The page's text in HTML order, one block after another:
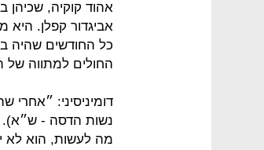
אהוד קוקיה, שכיהן
אביגדור קפלן. היא
כל החודשים שהיה
החולים למתווה של
דומיניסיני: ״אחרי
נשות הדסה - ש״א).
מה לעשות, הוא לא